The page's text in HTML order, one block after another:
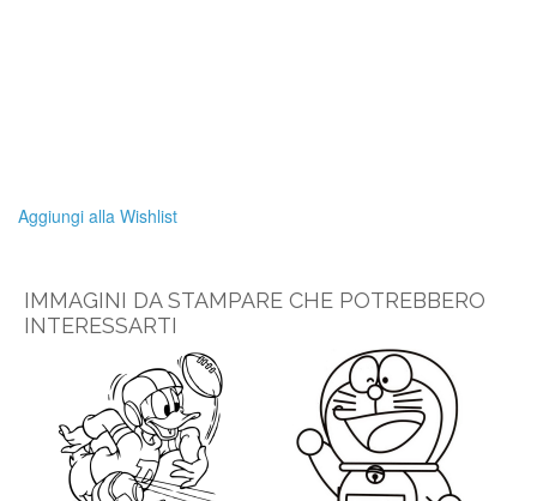
Aggiungi alla Wishlist
IMMAGINI DA STAMPARE CHE POTREBBERO
INTERESSARTI